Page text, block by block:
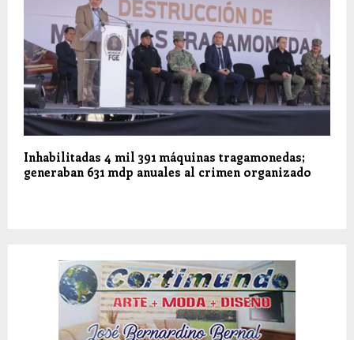
Inhabilitadas 4 mil 391 máquinas tragamonedas;
generaban 631 mdp anuales al crimen organizado